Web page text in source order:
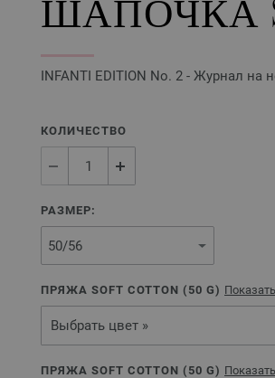
ШАПОЧКА
INFANTI EDITION No. 2 - Журнал
КОЛИЧЕСТВО
РАЗМЕР:
ПРЯЖА SOFT COTTON ( 50 G)
Выбрать цвет »
ПРЯЖА SOFT COTTON ( 50 G)